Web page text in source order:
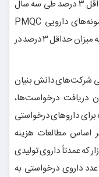
اساس راهنمای بازرسی PIC/S به میزان حداقل ۳ درصد طی سه سال
اخیر خبر داد و گفت: تعداد کنترل کیفی نمونه‌های دارویی PMQC
(توسط سازمان غذا و دارو) در سطح عرضه نیز به میزان حداقل ۳ درصد در
شرکت‌های دانش بنیان
دریافت درخواست‌ها،
داروهای درخواستی
اساس مطالعات هزینه
که عمدتاً داروی تولیدی
تعیین می‌گردد. از میان حدود ۲۲۷ عدد داروی درخواستی به